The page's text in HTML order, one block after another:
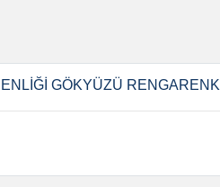
GÖKYÜZÜ RENGARENK